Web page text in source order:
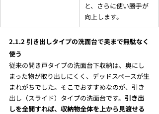
と、さらに使い勝手が
向上します。
2.1.2 引き出しタイプの洗面台で奥まで無駄なく
使う
従来の開き戸タイプの洗面台下収納は、奥にし
まった物が取り出しにくく、デッドスペースが生
まれがちでした。そこでおすすめなのが、引き
出し（スライド）タイプの洗面台です。 引き出
しを全開すれば、収納物全体を上から見渡せる